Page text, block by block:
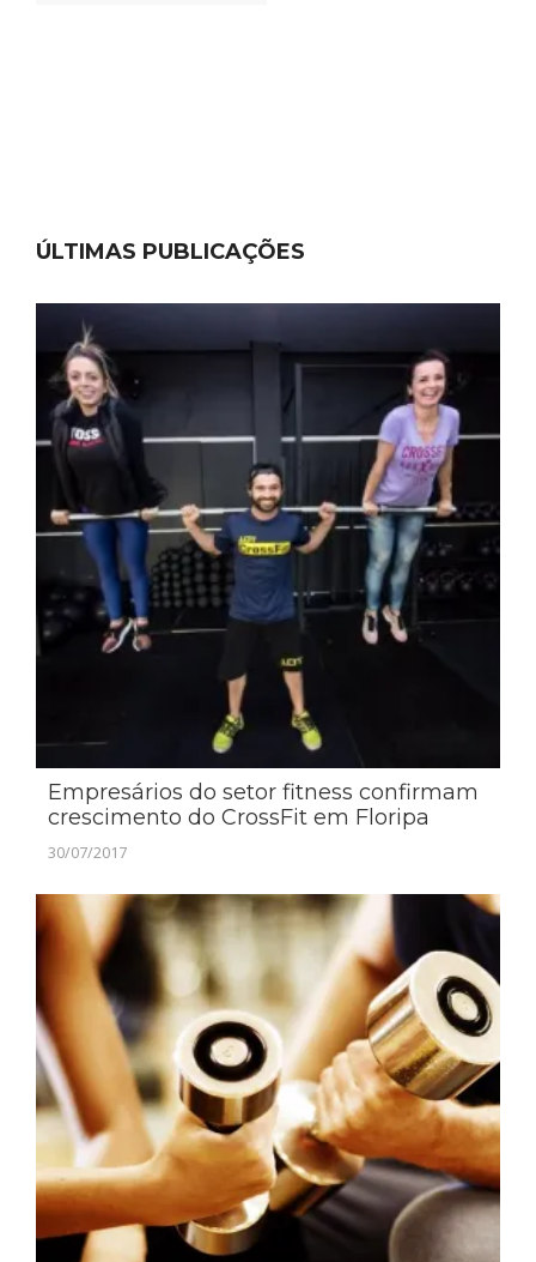
ÚLTIMAS PUBLICAÇÕES
Empresários do setor fitness confirmam
crescimento do CrossFit em Floripa
30/07/2017